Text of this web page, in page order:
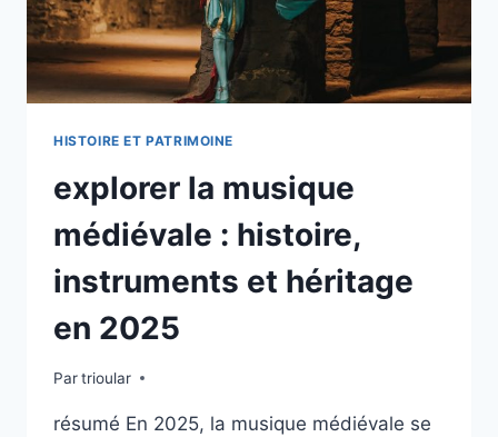
HISTOIRE ET PATRIMOINE
explorer la musique
médiévale : histoire,
instruments et héritage
en 2025
Partrioular
résumé En 2025, la musique médiévale se